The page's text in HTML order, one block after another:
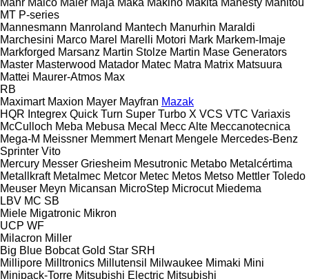
MT P-series
Mannesmann Manroland Mantech Manurhin Maraldi
Marchesini Marco Marel Marelli Motori Mark Markem-Imaje
Markforged Marsanz Martin Stolze Martin Mase Generators
Master Masterwood Matador Matec Matra Matrix Matsuura
Mattei Maurer-Atmos Max
RB
Maximart Maxion Mayer Mayfran Mazak
HQR Integrex Quick Turn Super Turbo X VCS VTC Variaxis
McCulloch Meba Mebusa Mecal Mecc Alte Meccanotecnica
Mega-M Meissner Memmert Menart Mengele Mercedes-Benz
Sprinter Vito
Mercury Messer Griesheim Mesutronic Metabo Metalcértima
Metallkraft Metalmec Metcor Metec Metos Metso Mettler Toledo
Meuser Meyn Micansan MicroStep Microcut Miedema
LBV MC SB
Miele Migatronic Mikron
UCP WF
Milacron Miller
Big Blue Bobcat Gold Star SRH
Millipore Milltronics Millutensil Milwaukee Mimaki Mini
Minipack-Torre Mitsubishi Electric Mitsubishi